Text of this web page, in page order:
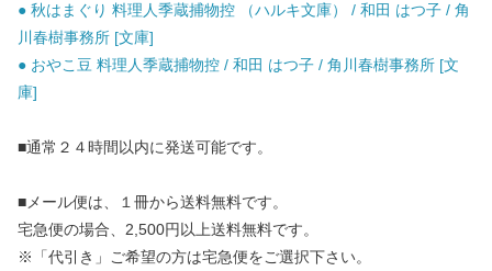
● 秋はまぐり 料理人季蔵捕物控 （ハルキ文庫） / 和田 はつ子 / 角
川春樹事務所 [文庫]
● おやこ豆 料理人季蔵捕物控 / 和田 はつ子 / 角川春樹事務所 [文
庫]
■通常２４時間以内に発送可能です。
■メール便は、１冊から送料無料です。
宅急便の場合、2,500円以上送料無料です。
※「代引き」ご希望の方は宅急便をご選択下さい。